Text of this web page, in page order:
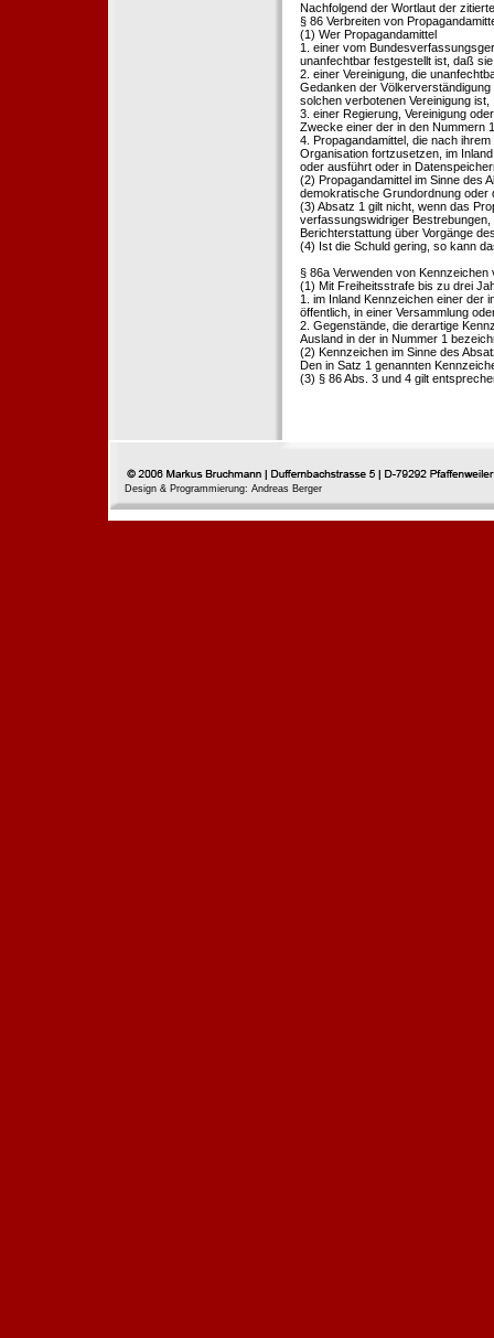
Nachfolgend der Wortlaut der
§ 86 Verbreiten von
(1) Wer Propagandamittel
1. einer vom
unanfechtbar festgestellt ist, daß
2. einer Vereinigung, die
Gedanken der
solchen verbotenen Vereinigung ist,
3. einer Regierung, Vereinigung
Zwecke einer der in den Nummern
4. Propagandamittel, die nach
Organisation fortzusetzen, im
oder ausführt oder in
(2) Propagandamittel im Sinne des
demokratische Grundordnung oder
(3) Absatz 1 gilt nicht, wenn das
verfassungswidriger
Berichterstattung über Vorgänge
(4) Ist die Schuld gering, so kann
§ 86a Verwenden von
(1) Mit Freiheitsstrafe bis zu drei
1. im Inland Kennzeichen einer der
öffentlich, in einer Versammlung
2. Gegenstände, die derartige
Ausland in der in Nummer 1
(2) Kennzeichen im Sinne des
Den in Satz 1 genannten
(3) § 86 Abs. 3 und 4 gilt
Design & Programmierung: Andreas Berger